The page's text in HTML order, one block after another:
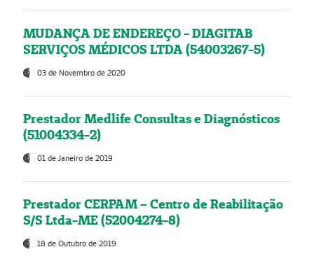
MUDANÇA DE ENDEREÇO - DIAGITAB
SERVIÇOS MÉDICOS LTDA (54003267-5)
03 de Novembro de 2020
Prestador Medlife Consultas e Diagnósticos
(51004334-2)
01 de Janeiro de 2019
Prestador CERPAM – Centro de Reabilitação
S/S Ltda-ME (52004274-8)
18 de Outubro de 2019